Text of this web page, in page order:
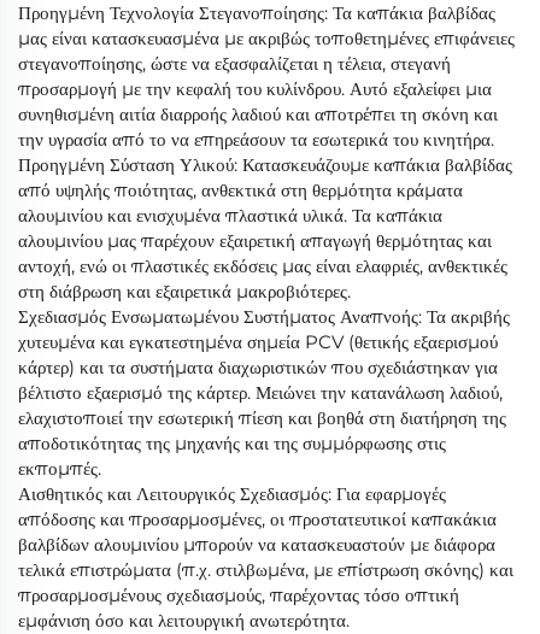
Προηγμένη Τεχνολογία Στεγανοποίησης: Τα καπάκια βαλβίδας
μας είναι κατασκευασμένα με ακριβώς τοποθετημένες επιφάνειες
στεγανοποίησης, ώστε να εξασφαλίζεται η τέλεια, στεγανή
προσαρμογή με την κεφαλή του κυλίνδρου. Αυτό εξαλείφει μια
συνηθισμένη αιτία διαρροής λαδιού και αποτρέπει τη σκόνη και
την υγρασία από το να επηρεάσουν τα εσωτερικά του κινητήρα.
Προηγμένη Σύσταση Υλικού: Κατασκευάζουμε καπάκια βαλβίδας
από υψηλής ποιότητας, ανθεκτικά στη θερμότητα κράματα
αλουμινίου και ενισχυμένα πλαστικά υλικά. Τα καπάκια
αλουμινίου μας παρέχουν εξαιρετική απαγωγή θερμότητας και
αντοχή, ενώ οι πλαστικές εκδόσεις μας είναι ελαφριές, ανθεκτικές
στη διάβρωση και εξαιρετικά μακροβιότερες.
Σχεδιασμός Ενσωματωμένου Συστήματος Αναπνοής: Τα ακριβής
χυτευμένα και εγκατεστημένα σημεία PCV (θετικής εξαερισμού
κάρτερ) και τα συστήματα διαχωριστικών που σχεδιάστηκαν για
βέλτιστο εξαερισμό της κάρτερ. Μειώνει την κατανάλωση λαδιού,
ελαχιστοποιεί την εσωτερική πίεση και βοηθά στη διατήρηση της
αποδοτικότητας της μηχανής και της συμμόρφωσης στις
εκπομπές.
Αισθητικός και Λειτουργικός Σχεδιασμός: Για εφαρμογές
απόδοσης και προσαρμοσμένες, οι προστατευτικοί καπακάκια
βαλβίδων αλουμινίου μπορούν να κατασκευαστούν με διάφορα
τελικά επιστρώματα (π.χ. στιλβωμένα, με επίστρωση σκόνης) και
προσαρμοσμένους σχεδιασμούς, παρέχοντας τόσο οπτική
εμφάνιση όσο και λειτουργική ανωτερότητα.